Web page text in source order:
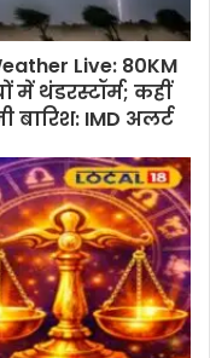
Live: 80KM
में थंडरस्टॉर्म; कहीं
IMD अलर्ट